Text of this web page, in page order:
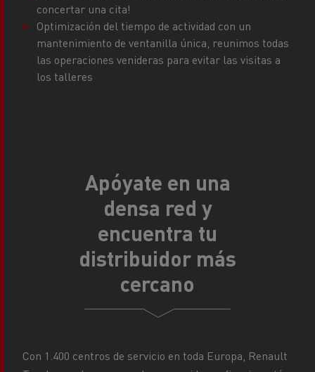
concertar una cita!
Optimización del tiempo de actividad con un
mantenimiento de ventanilla única, reunimos todas
las operaciones venideras para evitar las visitas a
los talleres
Apóyate en una
densa red y
encuentra tu
distribuidor más
cercano
Con 1.400 centros de servicio en toda Europa, Renault